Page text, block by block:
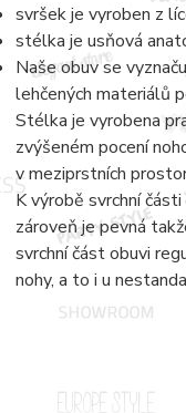
svršek je vyroben z
stélka je usňová
Naše obuv se
lehčených materiálů
Stélka je vyrobena
zvýšeném pocení
v meziprstních
K výrobě svrchní
zároveň je pevná
svrchní část obuvi
nohy, a to i u